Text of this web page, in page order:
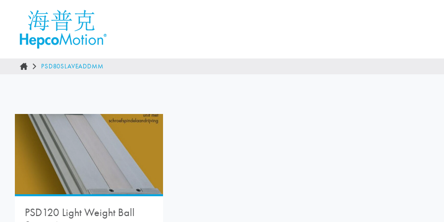
PSD80SLAVEADDMM
PSD120 Light Weight Ball